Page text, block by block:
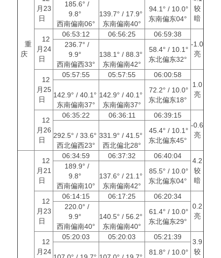
重
庆
月23
日
较
暗
185.6° /
9.8°
西南偏南06°
139.7° / 17.9°
东南偏南40°
94.1° / 10.0°
东南偏东04°
12
月24
日
06:53:12 06:56:25
06:59:38
-1.0
亮
236.7° /
9.9°
西南偏西33°
138.1° / 88.3°
东南偏南42°
58.4° / 10.1°
东北偏东32°
12
月25
日
05:57:55 05:57:55
06:00:58
1.0
亮
142.9° / 40.1°
东南偏南37°
142.9° / 40.1°
东南偏南37°
72.2° / 10.0°
东北偏东18°
12
月26
日
06:35:22 06:36:11
06:39:15
-0.6
亮
292.5° / 33.6°
西北偏西23°
331.9° / 41.5°
西北偏北28°
45.4° / 10.1°
东北偏东45°
12
月21
日
06:34:59 06:37:32 06:40:04
4.2
较
暗
189.9° /
9.8°
西南偏南10°
137.6° / 21.1°
东南偏南42°
85.5° / 10.0°
东北偏东04°
12
月23
日
06:14:15 06:17:25
06:20:34
0.2
亮
220.0° /
9.9°
西南偏南40°
140.5° / 56.2°
东南偏南40°
61.4° / 10.0°
东北偏东29°
12
月24
05:20:03 05:20:03 05:21:39
3.9
较
81.8° / 10.0°